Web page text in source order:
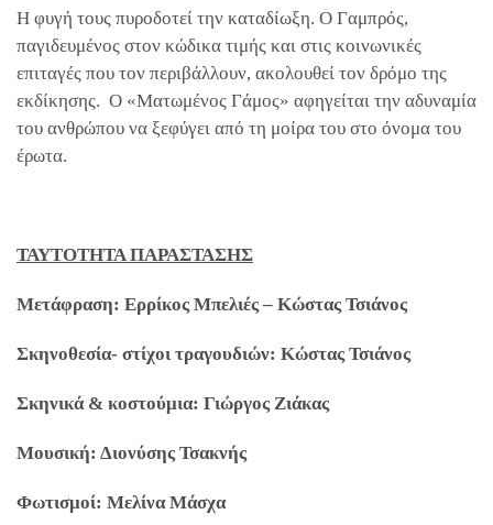
Η φυγή τους πυροδοτεί την καταδίωξη. Ο Γαμπρός,
παγιδευμένος στον κώδικα τιμής και στις κοινωνικές
επιταγές που τον περιβάλλουν, ακολουθεί τον δρόμο της
εκδίκησης. Ο «Ματωμένος Γάμος» αφηγείται την αδυναμία
του ανθρώπου να ξεφύγει από τη μοίρα του στο όνομα του
έρωτα.
ΤΑΥΤΟΤΗΤΑ ΠΑΡΑΣΤΑΣΗΣ
Μετάφραση: Ερρίκος Μπελιές – Κώστας Τσιάνος
Σκηνοθεσία- στίχοι τραγουδιών: Κώστας Τσιάνος
Σκηνικά & κοστούμια: Γιώργος Ζιάκας
Μουσική: Διονύσης Τσακνής
Φωτισμοί: Μελίνα Μάσχα